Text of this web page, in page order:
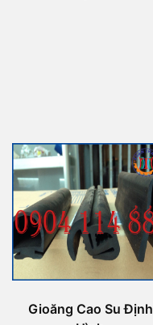
Gioăng Cao Su Định